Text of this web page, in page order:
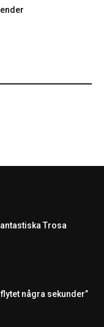
Trosa
några sekunder”